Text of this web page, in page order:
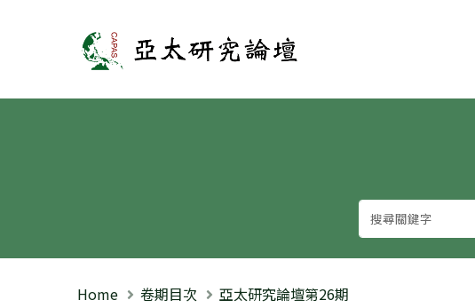
亞太研究論壇
Home 卷期目次 亞太研究論壇第26期